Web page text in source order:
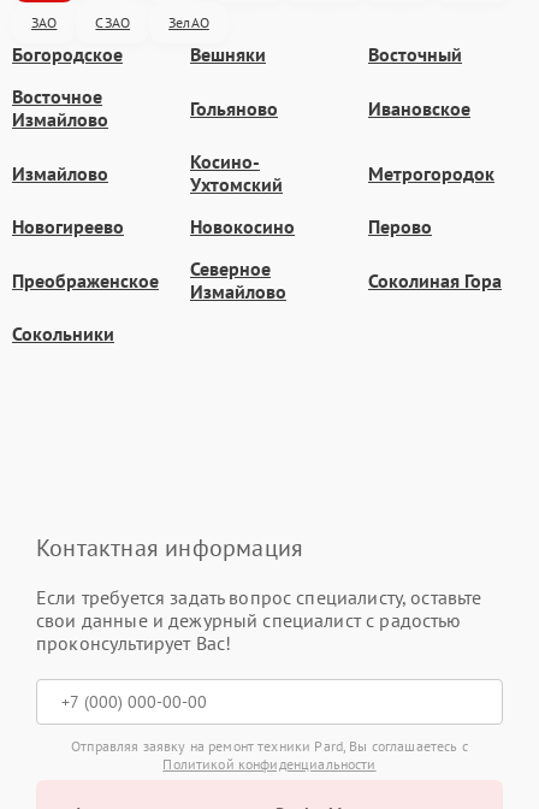
ЗАО СЗАО ЗелАО
Богородское Вешняки
Восточный
Восточное
Измайлово
Гольяново Ивановское
Измайлово
Косино-
Ухтомский
Метрогородок
Новогиреево Новокосино Перово
Преображенское
Северное
Измайлово
Соколиная Гора
Сокольники
Контактная информация
Если требуется задать вопрос специалисту, оставьте
свои данные и дежурный специалист с радостью
проконсультирует Вас!
Отправляя заявку на ремонт техники Pard, Вы соглашаетесь с
Политикой конфиденциальности